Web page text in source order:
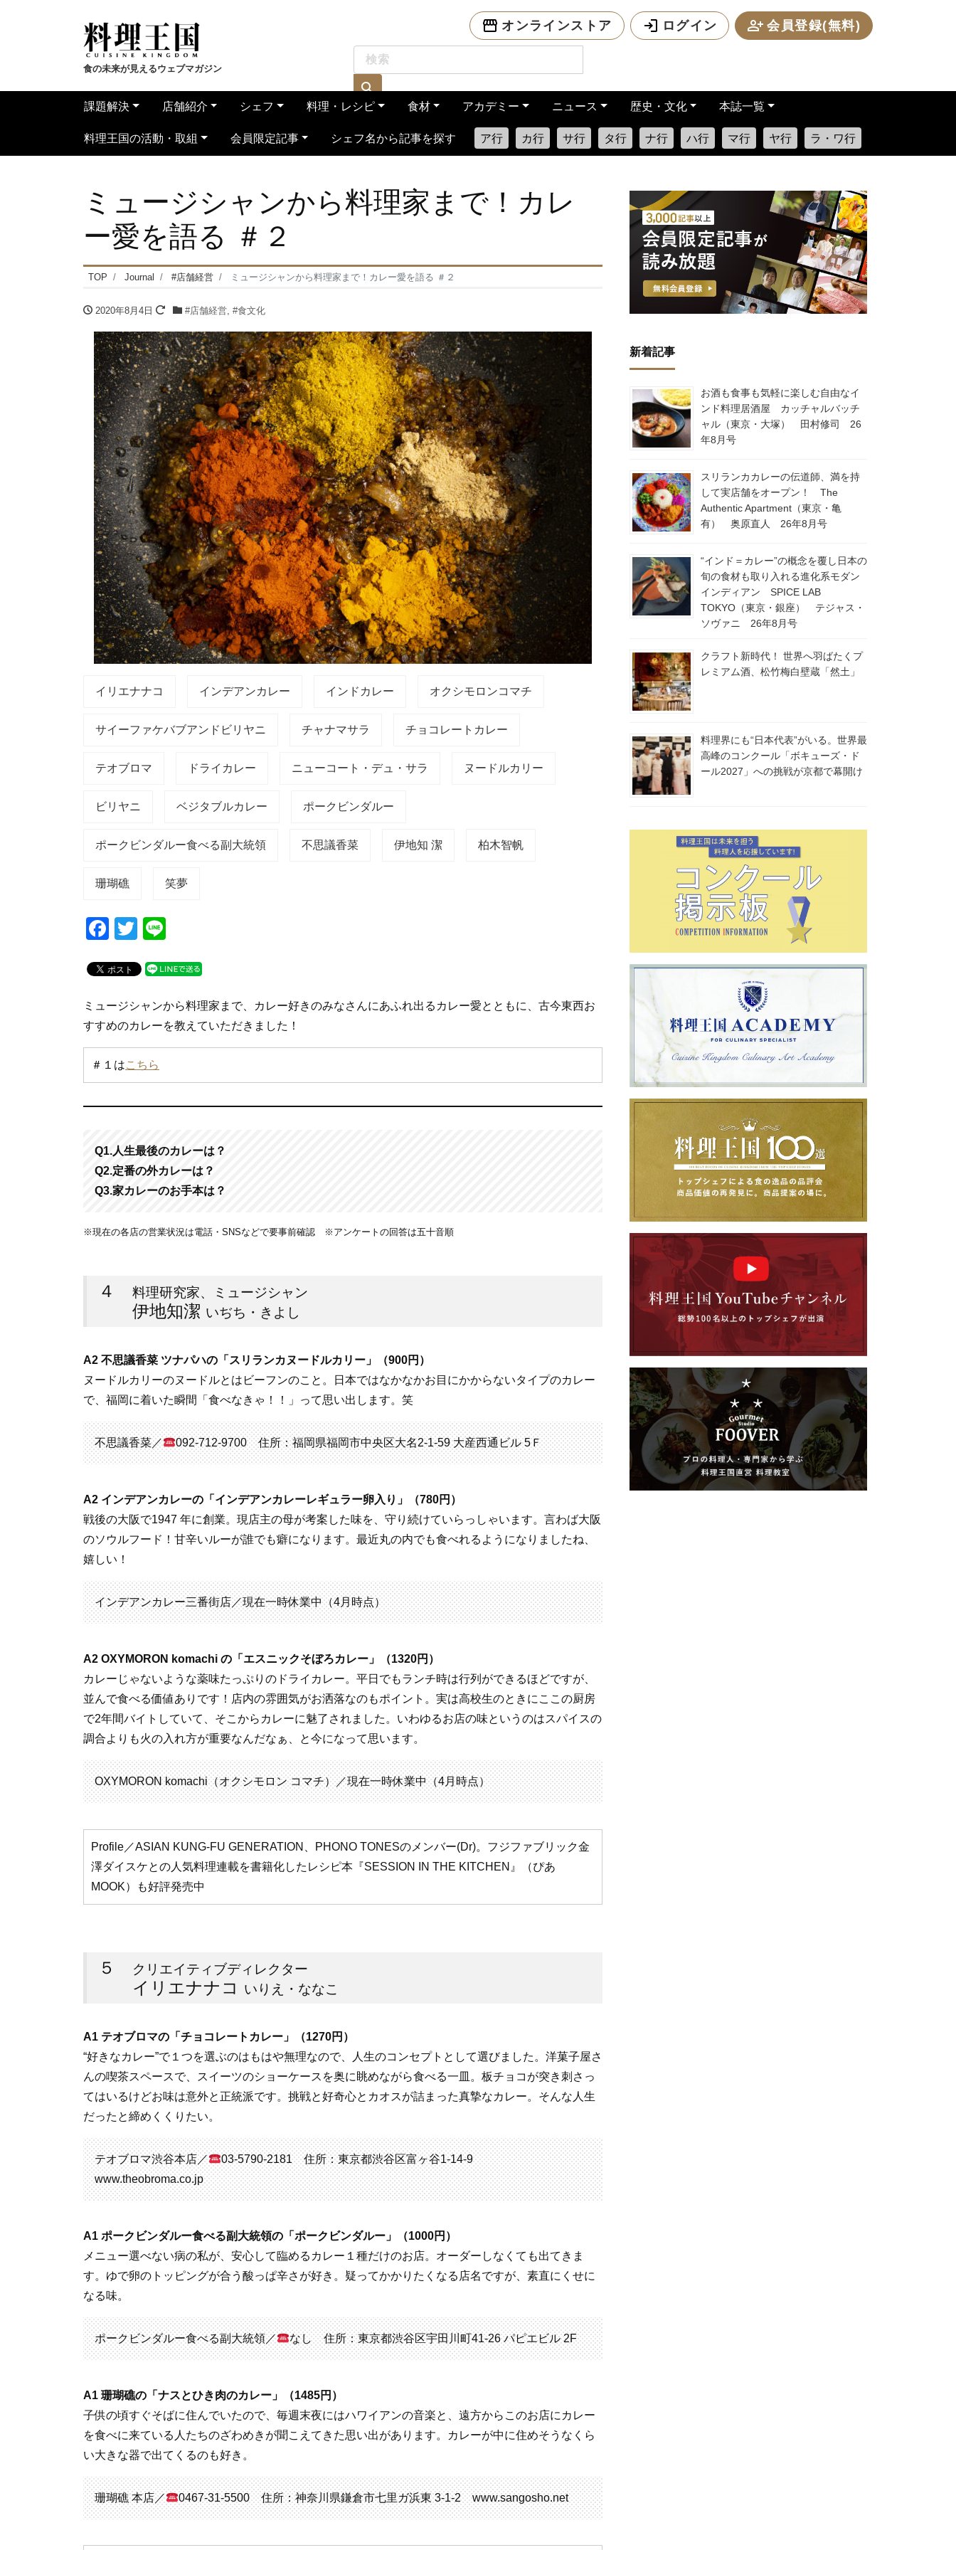
食の未来が見えるウェブマガジン
オンラインストア ログイン 会員登録(無料)
課題解決 店舗紹介 シェフ 料理・レシピ 食材 アカデミー ニュース 歴史・文化 本誌一覧
料理王国の活動・取組 会員限定記事 シェフ名から記事を探す ア行 カ行 サ行 タ行 ナ行 ハ行 マ行 ヤ行 ラ・ワ行
ミュージシャンから料理家まで！カレ
ー愛を語る ＃２
TOP Journal #店舗経営 ミュージシャンから料理家まで！カレー愛を語る ＃２
2020年8月4日 #店舗経営, #食文化
イリエナナコ インデアンカレー インドカレー オクシモロンコマチ
サイーファケバブアンドビリヤニ チャナマサラ チョコレートカレー
テオブロマ ドライカレー ニューコート・デュ・サラ ヌードルカリー
ビリヤニ ベジタブルカレー ポークビンダルー
ポークビンダルー食べる副大統領 不思議香菜 伊地知 潔 柏木智帆
珊瑚礁 笑夢
F
c
e
b
o
o
k
T
tt
er
e
ミュージシャンから料理家まで、カレー好きのみなさんにあふれ出るカレー愛とともに、古今東西お
すすめのカレーを教えていただきました！
＃１はこちら
Q1.人生最後のカレーは？
Q2.定番の外カレーは？
Q3.家カレーのお手本は？
※現在の各店の営業状況は電話・SNSなどで要事前確認 ※アンケートの回答は五十音順
４ 料理研究家、ミュージシャン
伊地知潔 いぢち・きよし
A2 不思議香菜 ツナパハの「スリランカヌードルカリー」（900円）
ヌードルカリーのヌードルとはビーフンのこと。日本ではなかなかお目にかからないタイプのカレー
で、福岡に着いた瞬間「食べなきゃ！！」って思い出します。笑
不思議香菜／ 092-712-9700 住所：福岡県福岡市中央区大名2-1-59 大産西通ビル 5Ｆ
A2 インデアンカレーの「インデアンカレーレギュラー卵入り」（780円）
戦後の大阪で1947 年に創業。現店主の母が考案した味を、守り続けていらっしゃいます。言わば大阪
のソウルフード！甘辛いルーが誰でも癖になります。最近丸の内でも食べれるようになりましたね、
嬉しい！
インデアンカレー三番街店／現在一時休業中（4月時点）
A2 OXYMORON komachi の「エスニックそぼろカレー」（1320円）
カレーじゃないような薬味たっぷりのドライカレー。平日でもランチ時は行列ができるほどですが、
並んで食べる価値ありです！店内の雰囲気がお洒落なのもポイント。実は高校生のときにここの厨房
で2年間バイトしていて、そこからカレーに魅了されました。いわゆるお店の味というのはスパイスの
調合よりも火の入れ方が重要なんだなぁ、と今になって思います。
OXYMORON komachi（オクシモロン コマチ）／現在一時休業中（4月時点）
Profile／ASIAN KUNG-FU GENERATION、PHONO TONESのメンバー(Dr)。フジファブリック金
澤ダイスケとの人気料理連載を書籍化したレシピ本『SESSION IN THE KITCHEN』（ぴあ
MOOK）も好評発売中
５ クリエイティブディレクター
イリエナナコ いりえ・ななこ
A1 テオブロマの「チョコレートカレー」（1270円）
“好きなカレー”で１つを選ぶのはもはや無理なので、人生のコンセプトとして選びました。洋菓子屋さ
んの喫茶スペースで、スイーツのショーケースを奥に眺めながら食べる一皿。板チョコが突き刺さっ
てはいるけどお味は意外と正統派です。挑戦と好奇心とカオスが詰まった真摯なカレー。そんな人生
だったと締めくくりたい。
テオブロマ渋谷本店／
03-5790-2181 住所：東京都渋谷区富ヶ谷1-14-9
www.theobroma.co.jp
A1 ポークビンダルー食べる副大統領の「ポークビンダルー」（1000円）
メニュー選べない病の私が、安心して臨めるカレー１種だけのお店。オーダーしなくても出てきま
す。ゆで卵のトッピングが合う酸っぱ辛さが好き。疑ってかかりたくなる店名ですが、素直にくせに
なる味。
ポークビンダルー食べる副大統領／ なし 住所：東京都渋谷区宇田川町41-26 パピエビル 2F
A1 珊瑚礁の「ナスとひき肉のカレー」（1485円）
子供の頃すぐそばに住んでいたので、毎週末夜にはハワイアンの音楽と、遠方からこのお店にカレー
を食べに来ている人たちのざわめきが聞こえてきた思い出があります。カレーが中に住めそうなくら
い大きな器で出てくるのも好き。
珊瑚礁 本店／ 0467-31-5500 住所：神奈川県鎌倉市七里ガ浜東 3-1-2 www.sangosho.net
新着記事
お酒も食事も気軽に楽しむ自由なイ
ンド料理居酒屋 カッチャルバッチ
ャル（東京・大塚） 田村修司 26
年8月号
スリランカカレーの伝道師、満を持
して実店舗をオープン！ The
Authentic Apartment（東京・亀
有） 奥原直人 26年8月号
“インド＝カレー”の概念を覆し日本の
旬の食材も取り入れる進化系モダン
インディアン SPICE LAB
TOKYO（東京・銀座） テジャス・
ソヴァニ 26年8月号
クラフト新時代！ 世界へ羽ばたくプ
レミアム酒、松竹梅白壁蔵「然土」
料理界にも“日本代表”がいる。世界最
高峰のコンクール「ボキューズ・ド
ール2027」への挑戦が京都で幕開け